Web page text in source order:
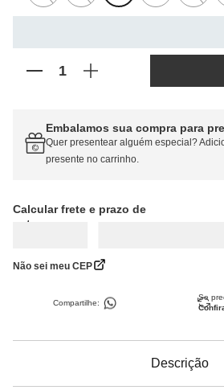
Embalamos sua compra para
Quer presentear alguém especial?
presente no carrinho.
Calcular frete
Não sei meu CEP
Compartilhe:
Se
Descrição